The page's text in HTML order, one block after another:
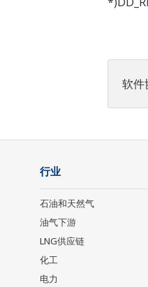
软
行业
石油和天然气
油气下游
LNG供应链
化工
电力